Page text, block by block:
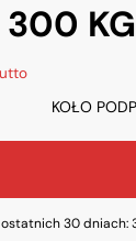
KOŁO
ostatnich 30 dniach: